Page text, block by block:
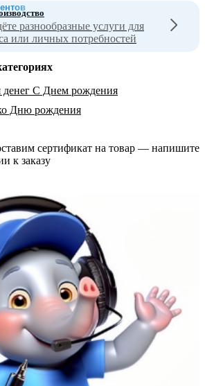
разнообразные услуги для
или личных потребностей
денег С Днем рождения
Дню рождения
сертификат на товар — напишите
к заказу